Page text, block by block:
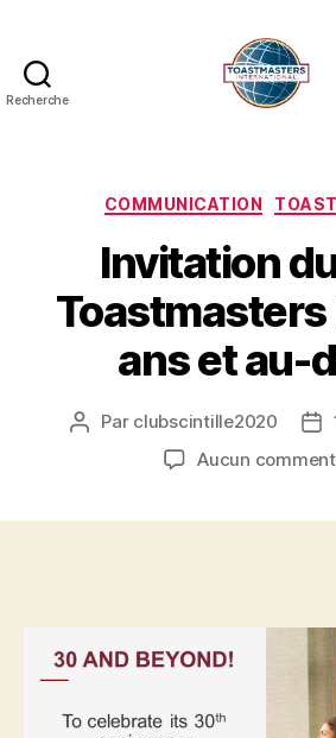
Recherche
COMMUNICATION
Invitation
Toastmasters
ans et au-
Par clubscintille2020
Aucun